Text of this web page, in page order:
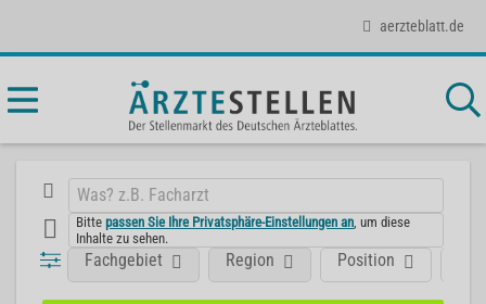
aerzteblatt.de
Bittepassen Sie Ihre Privatsphäre-Einstellungen an , um diese
Inhalte zu sehen.
Position
Fachgebiet Region